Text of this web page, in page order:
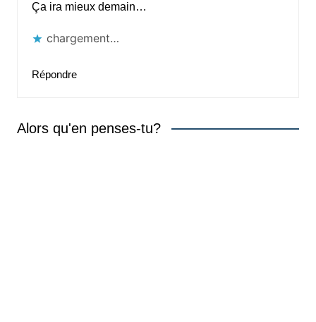
Ça ira mieux demain…
chargement…
Répondre
Alors qu'en penses-tu?